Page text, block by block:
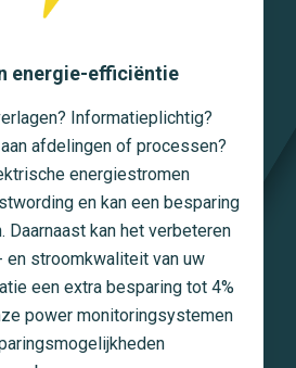
energie-efficiëntie
Informatieplichtig?
afdelingen of processen?
energiestromen
en kan een besparing
Daarnaast kan het verbeteren
en stroomkwaliteit van uw
een extra besparing tot 4%
power monitoringsystemen